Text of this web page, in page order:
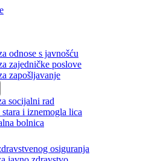
za finansije
odnose s javnošću
zajedničke poslove
zapošljavanje
socijalni rad
i iznemogla lica
bolnica